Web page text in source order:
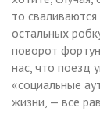
то
остальных
поворот
нас, что поезд
«социальные
жизни, — все